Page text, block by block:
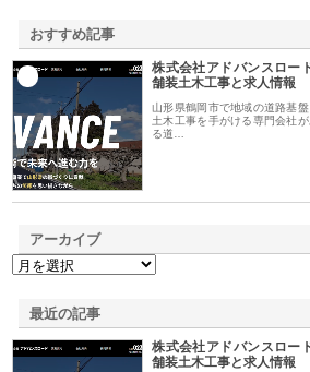
おすすめ記事
株式会社アドバンスロー
舗装土木工事と求人情報
山形県鶴岡市で地域の道路基
土木工事を手がける専門会社
る道…
アーカイブ
最近の記事
株式会社アドバンスロー
舗装土木工事と求人情報